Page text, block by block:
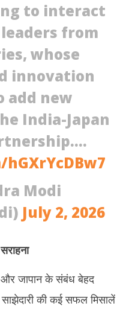
to interact
from
whose
innovation
add new
India-Japan
Modi
July 2, 2026
और जापान के संबंध बेहद
की कई सफल मिसालें